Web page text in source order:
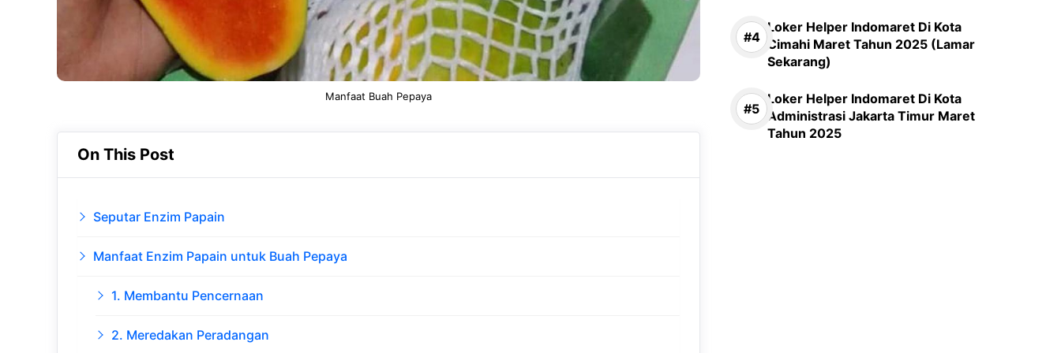
Manfaat Buah Pepaya
On This Post
Seputar Enzim Papain
Manfaat Enzim Papain untuk Buah Pepaya
1. Membantu Pencernaan
2. Meredakan Peradangan
Loker Helper Indomaret Di Kota
Cimahi Maret Tahun 2025 (Lamar
Sekarang)
Loker Helper Indomaret Di Kota
Administrasi Jakarta Timur Maret
Tahun 2025